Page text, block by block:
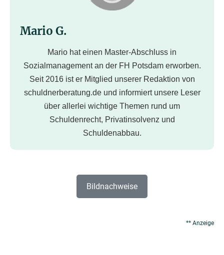
Mario G.
Mario hat einen Master-Abschluss in
Sozialmanagement an der FH Potsdam erworben.
Seit 2016 ist er Mitglied unserer Redaktion von
schuldnerberatung.de und informiert unsere Leser
über allerlei wichtige Themen rund um
Schuldenrecht, Privatinsolvenz und
Schuldenabbau.
Bildnachweise
** Anzeige